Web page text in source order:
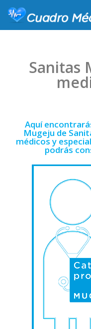
Sanitas
Aquí
Mugeju de
médicos y
podrás